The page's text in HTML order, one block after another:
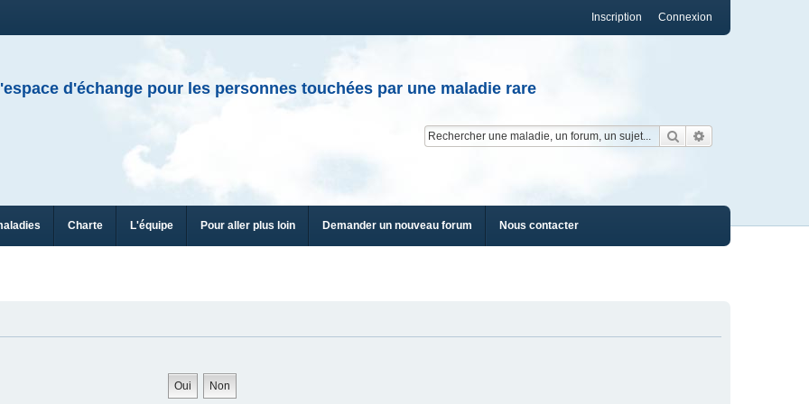
Connexion
Inscription
d'échange pour les personnes touchées par une maladie rare
Rechercher
Charte L'équipe Pour aller plus loin Demander un nouveau forum Nous contacter